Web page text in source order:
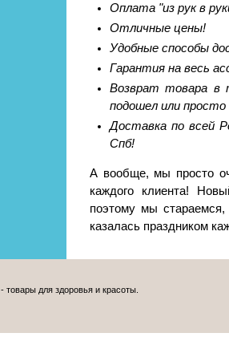
Оплата "из рук в
Отличные цены!
Удобные способы
Гарантия на весь
Возврат товара в
подошел или просто
Доставка по всей
Спб!
А вообще, мы просто
каждого клиента!
поэтому мы
казалась праздником
- товары для здоровья и красоты.